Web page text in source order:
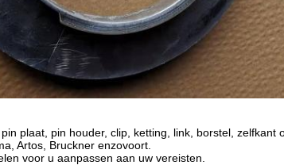
plaat, pin houder, clip, ketting, link, borstel, zelfkant
Artos, Bruckner enzovoort.
voor u aanpassen aan uw vereisten.